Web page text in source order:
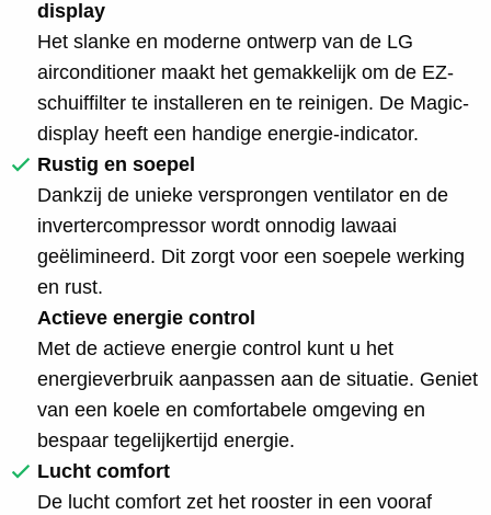
display
Het slanke en moderne ontwerp van de LG
airconditioner maakt het gemakkelijk om de EZ-
schuiffilter te installeren en te reinigen. De Magic-
display heeft een handige energie-indicator.
Rustig en soepel
Dankzij de unieke versprongen ventilator en de
invertercompressor wordt onnodig lawaai
geëlimineerd. Dit zorgt voor een soepele werking
en rust.
Actieve energie control
Met de actieve energie control kunt u het
energieverbruik aanpassen aan de situatie. Geniet
van een koele en comfortabele omgeving en
bespaar tegelijkertijd energie.
Lucht comfort
De lucht comfort zet het rooster in een vooraf